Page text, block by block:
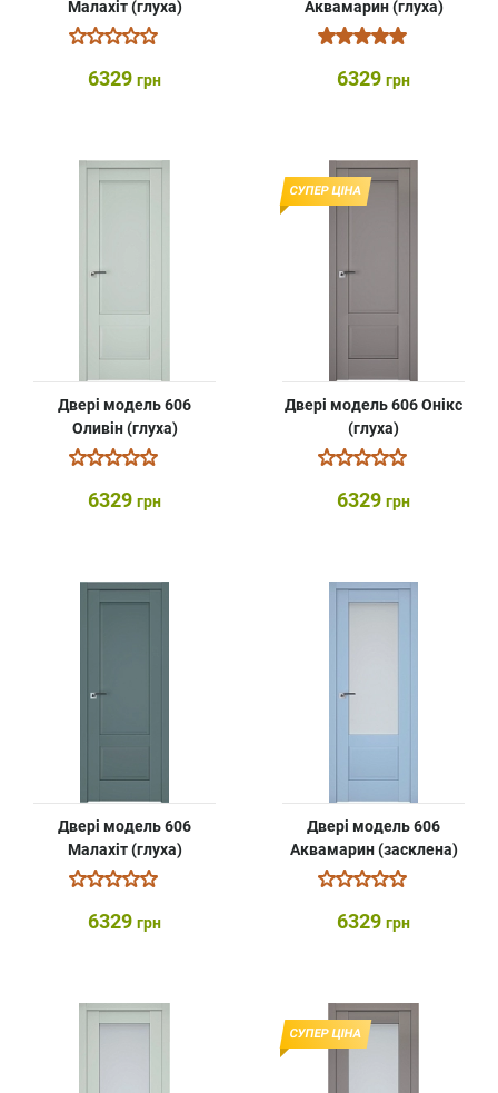
Малахіт (глуха)
6329 грн
Аквамарин (глуха)
6329 грн
Двері модель 606
Оливін (глуха)
6329 грн
СУПЕР ЦІНА
Двері модель 606 Онікс
(глуха)
6329 грн
Двері модель 606
Малахіт (глуха)
6329 грн
Двері модель 606
Аквамарин (засклена)
6329 грн
СУПЕР ЦІНА